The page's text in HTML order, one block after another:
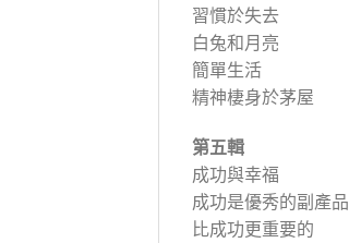
習慣於失去
白兔和月亮
簡單生活
精神棲身於茅屋
第五輯
成功與幸福
成功是優秀的副產品
比成功更重要的